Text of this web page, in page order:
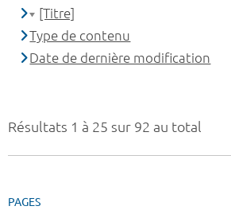
Résultats 1 à 25 sur 92 au total
PAGES
[Titre]
Type de contenu
Date de dernière modification